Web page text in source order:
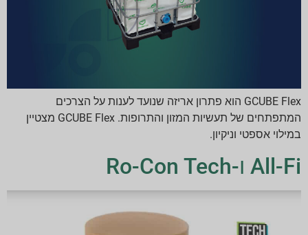
GCUBE Flex הוא פתרון אריזה שנועד לענות על הצרכים
המתפתחים של תעשיות המזון והתרופות. GCUBE Flex מצטיין
במילוי אספטי וניקיון.
All-Fi ו-Ro-Con Tech